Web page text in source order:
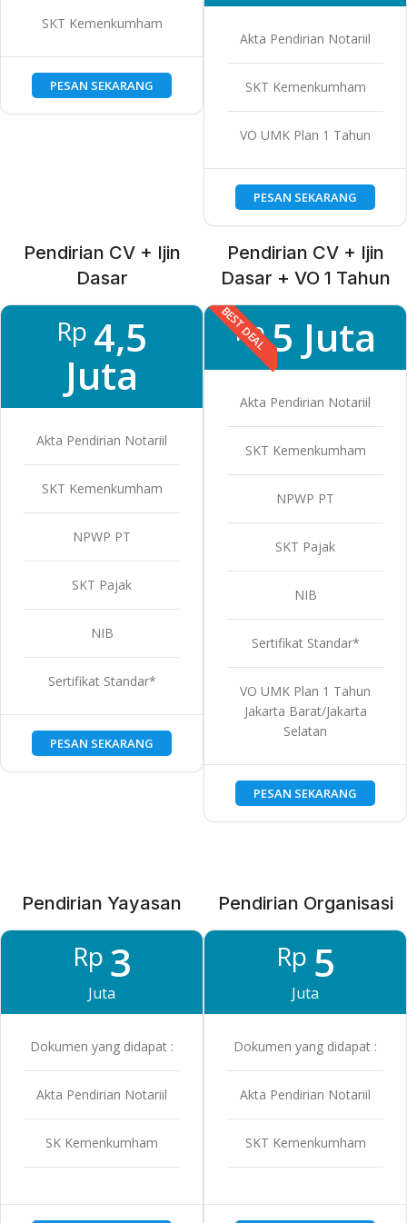
SKT Kemenkumham
PESAN SEKARANG
Akta Pendirian Notariil
SKT Kemenkumham
VO UMK Plan 1 Tahun
PESAN SEKARANG
Pendirian CV + Ijin
Dasar
Rp 4,5
Juta
Akta Pendirian Notariil
SKT Kemenkumham
NPWP PT
SKT Pajak
NIB
Sertifikat Standar*
PESAN SEKARANG
Pendirian CV + Ijin
Dasar + VO 1 Tahun
BEST DEAL
Rp5 Juta
Akta Pendirian Notariil
SKT Kemenkumham
NPWP PT
SKT Pajak
NIB
Sertifikat Standar*
VO UMK Plan 1 Tahun
Jakarta Barat/Jakarta
Selatan
PESAN SEKARANG
Pendirian Yayasan
Rp 3
Juta
Dokumen yang didapat :
Akta Pendirian Notariil
SK Kemenkumham
Pendirian Organisasi
Rp 5
Juta
Dokumen yang didapat :
Akta Pendirian Notariil
SKT Kemenkumham